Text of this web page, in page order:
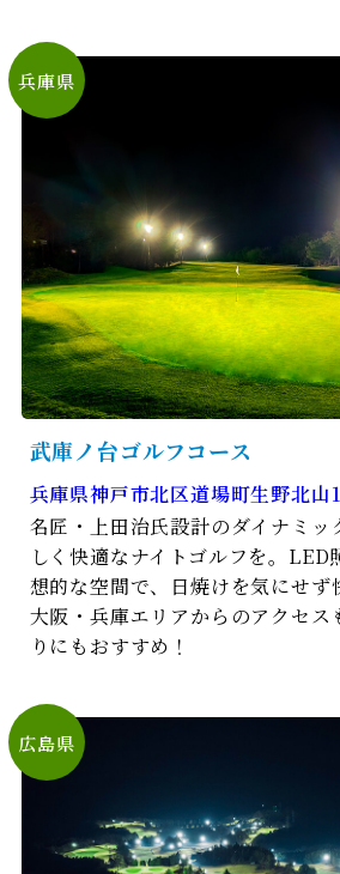
兵庫県
武庫ノ台ゴルフコース
兵庫県神戸市北区道場町生野北山
名匠・上田治氏設計のダイナミッ
しく快適なナイトゴルフを。LED
想的な空間で、日焼けを気にせず
大阪・兵庫エリアからのアクセス
りにもおすすめ！
広島県